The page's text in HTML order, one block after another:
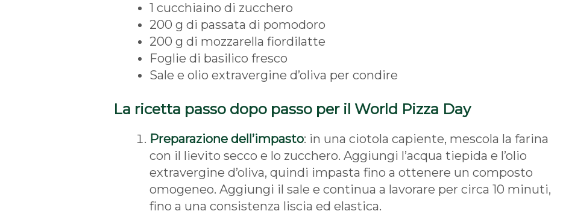
1 cucchiaino di zucchero
200 g di passata di pomodoro
200 g di mozzarella fiordilatte
Foglie di basilico fresco
Sale e olio extravergine d’oliva per condire
La ricetta passo dopo passo per il World Pizza Day
Preparazione dell’impasto: in una ciotola capiente, mescola la farina
con il lievito secco e lo zucchero. Aggiungi l’acqua tiepida e l’olio
extravergine d’oliva, quindi impasta fino a ottenere un composto
omogeneo. Aggiungi il sale e continua a lavorare per circa 10 minuti,
fino a una consistenza liscia ed elastica.